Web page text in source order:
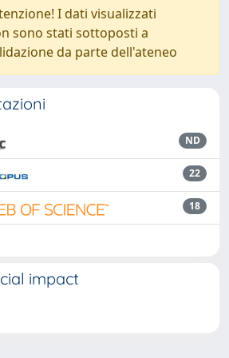
I dati visualizzati
sono stati sottoposti a
da parte dell'ateneo
ND
22
18
impact